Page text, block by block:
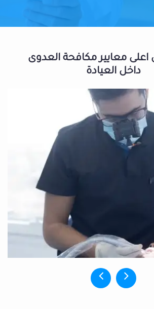
معايير مكافحة العدوى
داخل العيادة